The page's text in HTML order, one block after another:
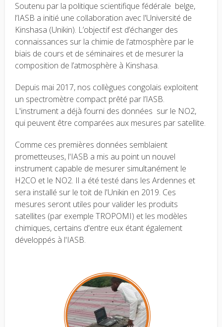
Soutenu par la politique scientifique fédérale belge,
l’IASB a initié une collaboration avec l'Université de
Kinshasa (Unikin). L’objectif est d’échanger des
connaissances sur la chimie de l’atmosphère par le
biais de cours et de séminaires et de mesurer la
composition de l’atmosphère à Kinshasa.
Depuis mai 2017, nos collègues congolais exploitent
un spectromètre compact prêté par l’IASB.
L'instrument a déjà fourni des données sur le NO2,
qui peuvent être comparées aux mesures par satellite.
Comme ces premières données semblaient
prometteuses, l'IASB a mis au point un nouvel
instrument capable de mesurer simultanément le
H2CO et le NO2. Il a été testé dans les Ardennes et
sera installé sur le toit de l'Unikin en 2019. Ces
mesures seront utiles pour valider les produits
satellites (par exemple TROPOMI) et les modèles
chimiques, certains d'entre eux étant également
développés à l'IASB.